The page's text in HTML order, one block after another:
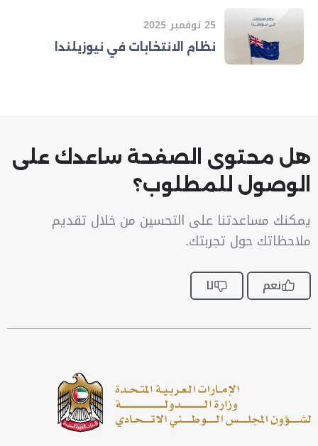
25 نوفمبر 2025
نظام الانتخابات في نيوزيلندا
هل محتوى الصفحة ساعدك على
الوصول للمطلوب؟
يمكنك مساعدتنا على التحسين من خلال تقديم
ملاحظاتك حول تجربتك.
نعم لا